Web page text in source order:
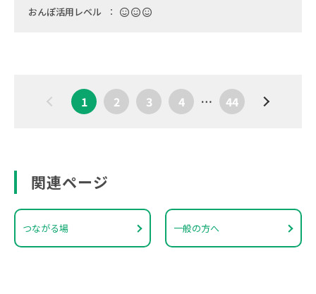
おんぽ活用レベル
1 2 3 4 … 44
関連ページ
つながる場 一般の方へ